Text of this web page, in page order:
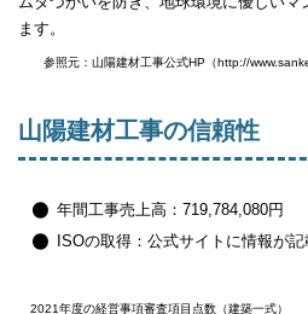
ます。
参照元：山陽建材工事公式HP（http://
山陽建材工事の信頼性
年間工事売上高：719,784,080円
ISOの取得：公式サイトに情報が
2021年度の経営事項審査項目点数（建築一式）